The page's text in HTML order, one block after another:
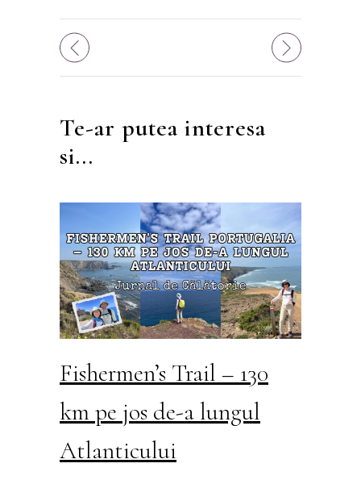
Te-ar putea interesa
si...
Fishermen’s Trail – 130
km pe jos de-a lungul
Atlanticului